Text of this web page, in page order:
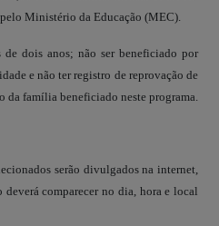
Ministério da Educação (MEC).
dois anos; não ser beneficiado por
e não ter registro de reprovação de
da família beneficiado neste programa.
serão divulgados na internet,
comparecer no dia, hora e local